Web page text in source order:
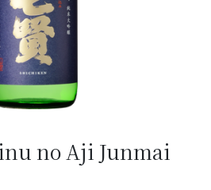
no Aji Junmai